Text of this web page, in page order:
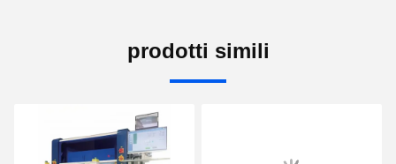
prodotti simili